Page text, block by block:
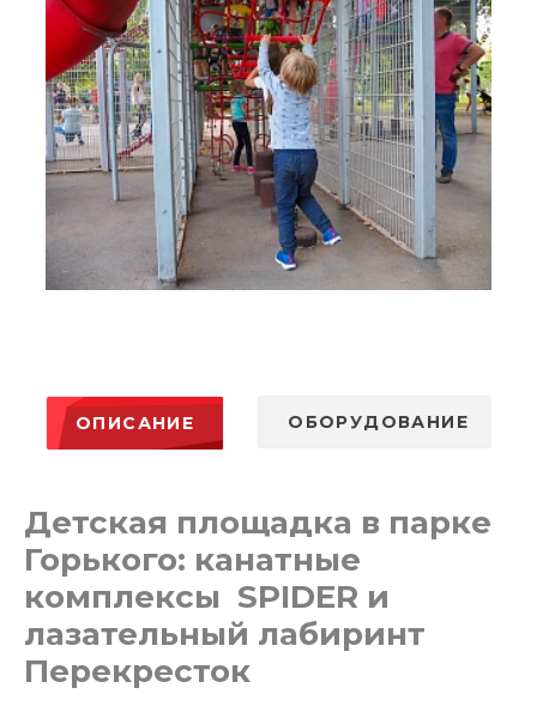
ОПИСАНИЕ ОБОРУДОВАНИЕ
Детская площадка в парке
Горького: канатные
комплексы SPIDER и
лазательный лабиринт
Перекресток